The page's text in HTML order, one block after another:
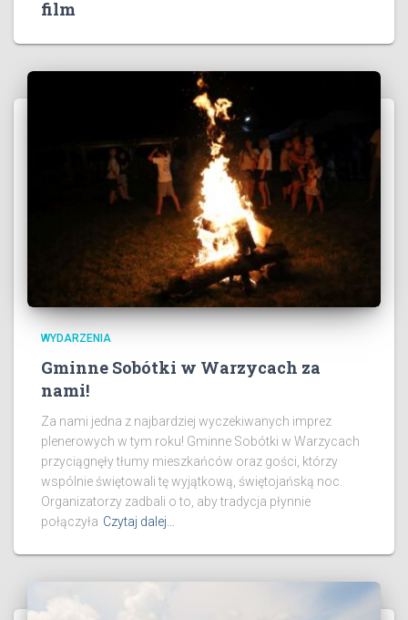
film
WYDARZENIA
Gminne Sobótki w Warzycach za
nami!
Za nami jedna z najbardziej wyczekiwanych imprez
plenerowych w tym roku! Gminne Sobótki w Warzycach
przyciągnęły tłumy mieszkańców oraz gości, którzy
wspólnie świętowali tę wyjątkową, świętojańską noc.
Organizatorzy zadbali o to, aby tradycja płynnie
połączyła Czytaj dalej…